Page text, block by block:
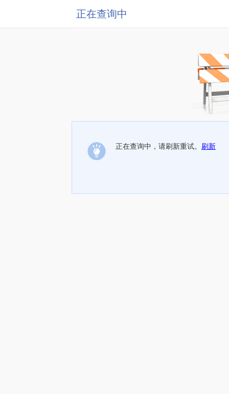
正在查询中
正在查询中，请刷新重试。 刷新